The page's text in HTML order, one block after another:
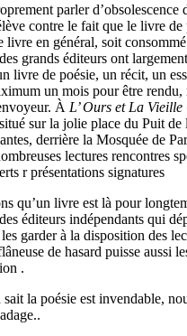
parler d’obsolescence
contre le fait que le livre de
livre en général, soit
grands éditeurs ont
livre de poésie, un récit, un
un mois pour être rendu,
À L’ Ours et La
sur la jolie place du Puit de
derrière la Mosquée de
lectures rencontres
r présentations signatures
qu’un livre est là pour
éditeurs indépendants qui
garder à la disposition des
de hasard puisse aussi
.
la poésie est invendable,